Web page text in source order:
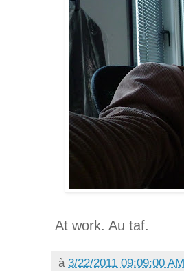
At work. Au taf.
à 3/22/2011 09:09:00 AM